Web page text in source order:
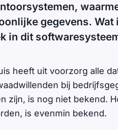
gegevens.
in dit
heeft uit voorzorg alle
bij
zijn, is nog niet bekend.
is evenmin bekend.